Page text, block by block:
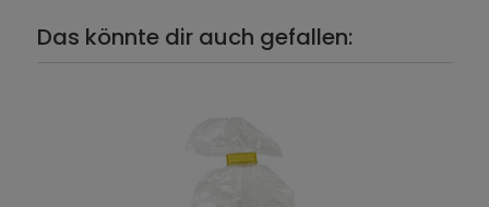
Das könnte dir auch gefallen: